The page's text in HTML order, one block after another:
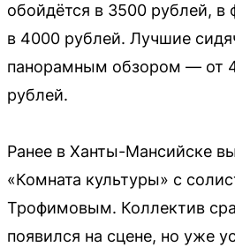
обойдётся в 3500 рублей,
в 4000 рублей. Лучшие
панорамным обзором — от
рублей.
Ранее в Ханты-Мансийске
«Комната культуры» с
Трофимовым. Коллектив
появился на сцене, но уже